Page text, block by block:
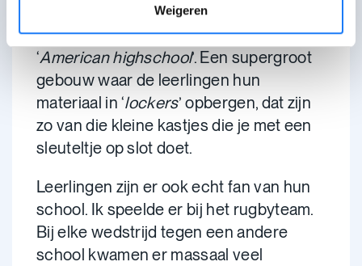
Weigeren
& Vocational School. Je mag je mijn
school daar voorstellen als een
‘American highschool’. Een supergroot
gebouw waar de leerlingen hun
materiaal in ‘lockers’ opbergen, dat zijn
zo van die kleine kastjes die je met een
sleuteltje op slot doet.
Leerlingen zijn er ook echt fan van hun
school. Ik speelde er bij het rugbyteam.
Bij elke wedstrijd tegen een andere
school kwamen er massaal veel